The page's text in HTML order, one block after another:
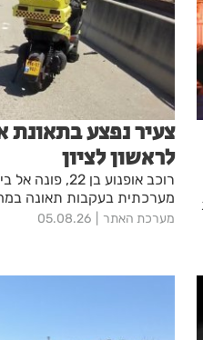
צעיר נפצע בתאונת
לראשון לציון
רוכב אופנוע בן
מערכתית בעקבות תאונה
מערכת האתר 05.08.26